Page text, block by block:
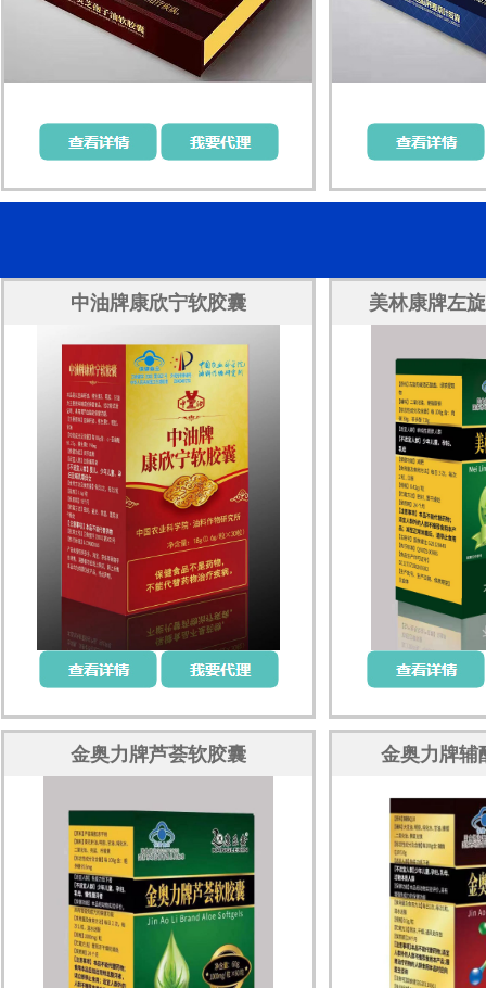
中油牌康欣宁软胶囊 美林康牌左
金奥力牌芦荟软胶囊 金奥力牌辅